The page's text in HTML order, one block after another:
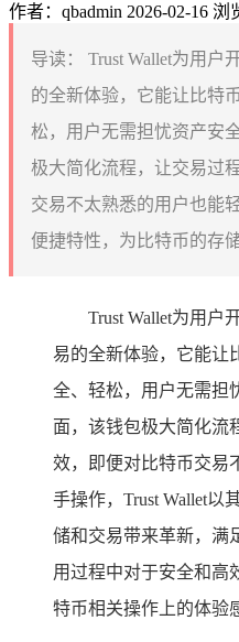
作者：qbadmin 2026-02-16 浏
导读：
Trust Wallet为用户
的全新体验，它能让比特
松，用户无需担忧资产安
极大简化流程，让交易过
交易不太熟悉的用户也能
便捷特性，为比特币的存
Trust Wallet为用户
易的全新体验，它能让
全、轻松，用户无需担
面，该钱包极大简化流
效，即便对比特币交易
手操作，Trust Wallet以
储和交易带来革新，满
用过程中对于安全和高
特币相关操作上的体验